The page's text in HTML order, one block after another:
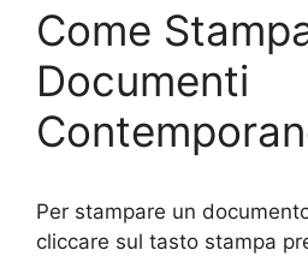
Come
Documenti
Per stampare un
cliccare sul tasto stampa